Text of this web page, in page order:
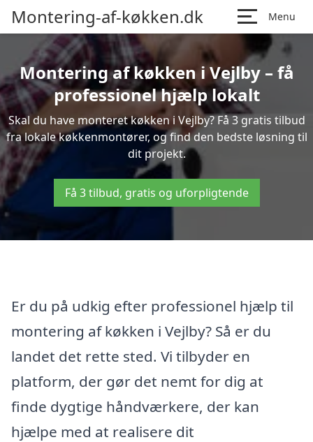
Montering-af-køkken.dk Menu
Montering af køkken i Vejlby – få
professionel hjælp lokalt
Skal du have monteret køkken i Vejlby? Få 3 gratis tilbud
fra lokale køkkenmontører, og find den bedste løsning til
dit projekt.
Få 3 tilbud, gratis og uforpligtende
Er du på udkig efter professionel hjælp til
montering af køkken i Vejlby? Så er du
landet det rette sted. Vi tilbyder en
platform, der gør det nemt for dig at
finde dygtige håndværkere, der kan
hjælpe med at realisere dit